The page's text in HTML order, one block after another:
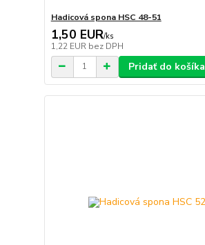
Hadicová spona HSC 48-51
1,50 EUR/ks
1,22 EUR bez DPH
Pridať do košíka